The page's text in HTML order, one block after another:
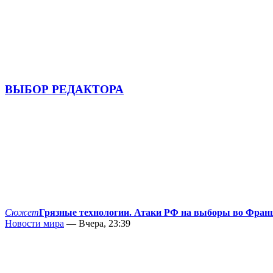
ВЫБОР РЕДАКТОРА
СюжетГрязные технологии. Атаки РФ на выборы во
Новости мира — Вчера, 23:39